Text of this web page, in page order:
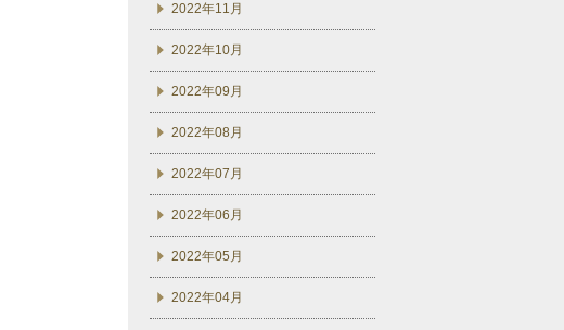
2022年11月
2022年10月
2022年09月
2022年08月
2022年07月
2022年06月
2022年05月
2022年04月